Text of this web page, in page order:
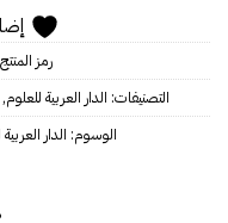
رمز
التصنيفات: الدار العربية للعلوم,
الوسوم: الدار